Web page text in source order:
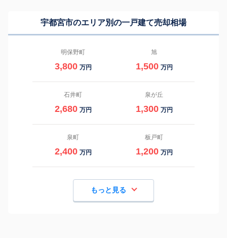
宇都宮市のエリア別の一戸建て売却相場
明保野町
3,800 万円
旭
1,500 万円
石井町
2,680 万円
泉が丘
1,300 万円
泉町
2,400 万円
板戸町
1,200 万円
もっと見る